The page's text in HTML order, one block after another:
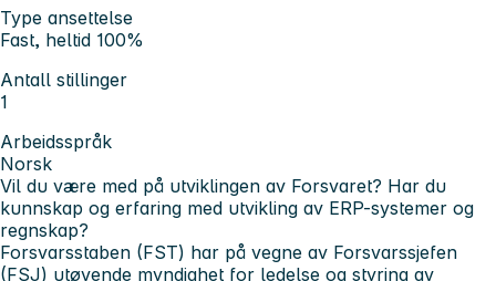
Type ansettelse
Fast, heltid 100%
Antall stillinger
1
Arbeidsspråk
Norsk
Vil du være med på utviklingen av Forsvaret? Har du
kunnskap og erfaring med utvikling av ERP-systemer og
regnskap?
Forsvarsstaben (FST) har på vegne av Forsvarssjefen
(FSJ) utøvende myndighet for ledelse og styring av